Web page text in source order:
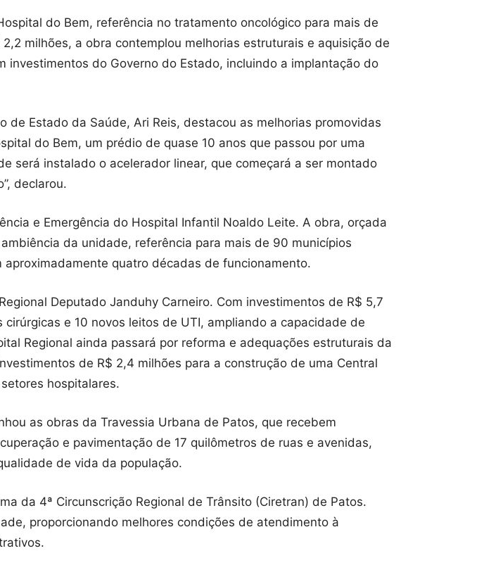
do Bem, referência no tratamento oncológico para mais de
milhões, a obra contemplou melhorias estruturais e aquisição de
do Governo do Estado, incluindo a implantação do
Estado da Saúde, Ari Reis, destacou as melhorias promovidas
do Bem, um prédio de quase 10 anos que passou por uma
será instalado o acelerador linear, que começará a ser montado
declarou.
e Emergência do Hospital Infantil Noaldo Leite. A obra, orçada
da unidade, referência para mais de 90 municípios
quatro décadas de funcionamento.
Deputado Janduhy Carneiro. Com investimentos de R$ 5,7
e 10 novos leitos de UTI, ampliando a capacidade de
Regional ainda passará por reforma e adequações estruturais da
de R$ 2,4 milhões para a construção de uma Central
hospitalares.
as obras da Travessia Urbana de Patos, que recebem
e pavimentação de 17 quilômetros de ruas e avenidas,
de vida da população.
da 4ª Circunscrição Regional de Trânsito (Ciretran) de Patos.
proporcionando melhores condições de atendimento à